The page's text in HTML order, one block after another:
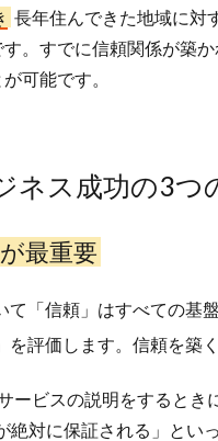
長年住んできた地域に対
。すでに信頼関係が築
可能です。
ネス成功の3つ
最重要
て「信頼」はすべての基
評価します。信頼を築
ービスの説明をするとき
絶対に保証される」とい